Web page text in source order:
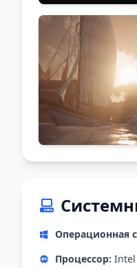
Операционная
Процессор: Intel